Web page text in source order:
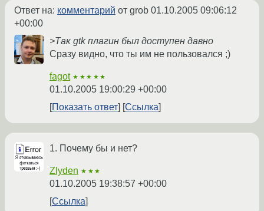
Ответ на: комментарий от grob 01.10.2005 09:06:12
+00:00
>Так gtk плагин был доступен давно
Сразу видно, что ты им не пользовался ;)
fagot ★★★★★
01.10.2005 19:00:29 +00:00
Показать ответ
Ссылка
1. Почему бы и нет?
Zlyden ★★★
01.10.2005 19:38:57 +00:00
Ссылка